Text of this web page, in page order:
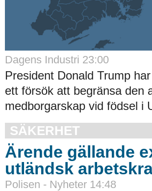
Dagens Industri 23:00
President Donald Trump
ett försök att begränsa den
medborgarskap vid födsel i
SÄKERHET
Ärende gällande
utländsk
Polisen - Nyheter 14:48